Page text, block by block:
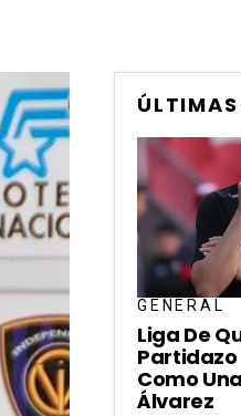
GENERAL
Liga De
Partidazo
Como
Álvarez